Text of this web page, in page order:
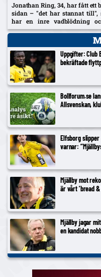
Jonathan Ring, 34, har fått ett
sidan – "det har stannat till",
har en inre vadblödning
Nsabiyumva har påbörjat
Uppgifter: Club
bekräftade
Bollforum.se
Allsvenskan,
Elfsborg slipper
varnar:
Mjällby mot
är vårt ’bread
Mjällby jagar
en kandidat